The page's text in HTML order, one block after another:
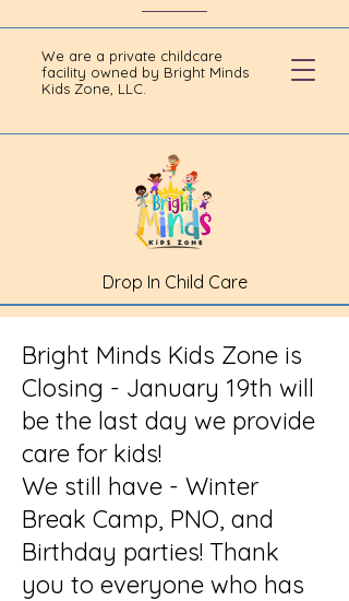
We are a private childcare
facility owned by Bright Minds
Kids Zone, LLC.
Drop In Child Care
Bright Minds Kids Zone is
Closing - January 19th will
be the last day we provide
care for kids!
We still have - Winter
Break Camp, PNO, and
Birthday parties! Thank
you to everyone who has